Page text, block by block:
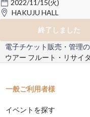
2022/11/15(火)
HAKUJU HALL
終了しました
電子チケット販売・管理
ウアー フルート・リサイ
一般ご利用者様
イベントを探す